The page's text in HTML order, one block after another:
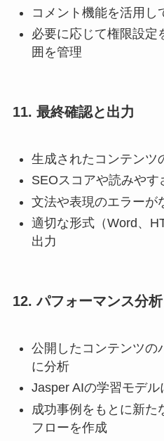
コメント機能を活用し
必要に応じて権限設定
囲を管理
11. 最終確認と出力
生成されたコンテンツ
SEOスコアや読みやす
文法や表現のエラーが
適切な形式（Word、
出力
12. パフォーマンス分
公開したコンテンツの
に分析
Jasper AIの学習モデ
成功事例をもとに新た
フローを作成